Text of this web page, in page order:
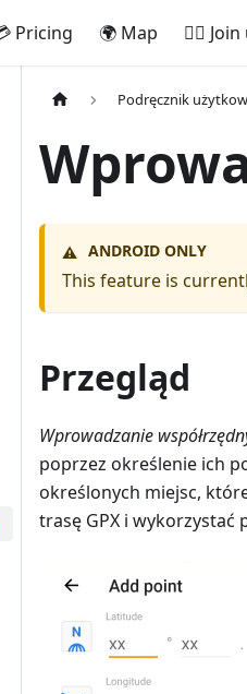
Pricing 🌍 Map 🚵‍♂️ Join
Podręcznik
⚠️ ANDROID ONLY
This feature is
Przegląd
Wprowadzanie
poprzez określenie ich
określonych miejsc,
trasę GPX i wykorzystać